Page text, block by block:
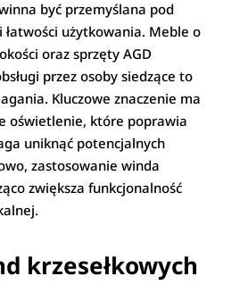
być przemyślana pod
użytkowania. Meble o
oraz sprzęty AGD
przez osoby siedzące to
Kluczowe znaczenie ma
oświetlenie, które poprawia
uniknąć potencjalnych
zastosowanie winda
zwiększa funkcjonalność
krzesełkowych